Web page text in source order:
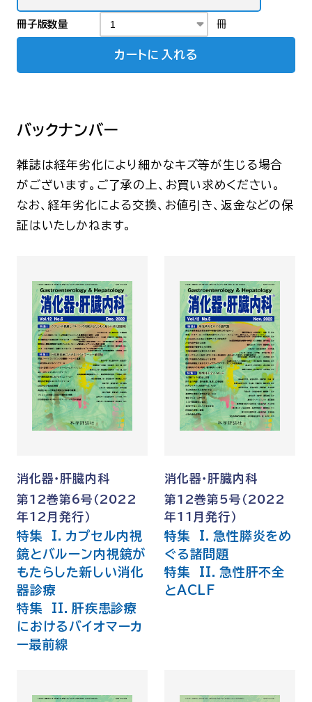
冊子版数量 冊
カートに入れる
バックナンバー
雑誌は経年劣化により細かなキズ等が生じる場合
がございます。ご了承の上、お買い求めください。
なお、経年劣化による交換、お値引き、返金などの保
証はいたしかねます。
消化器・肝臓内科
第12巻第6号（2022
年12月発行）
特集 I．カプセル内視
鏡とバルーン内視鏡が
もたらした新しい消化
器診療
特集 II．肝疾患診療
におけるバイオマーカ
ー最前線
消化器・肝臓内科
第12巻第5号（2022
年11月発行）
特集 I．急性膵炎をめ
ぐる諸問題
特集 II．急性肝不全
とACLF